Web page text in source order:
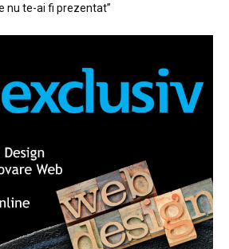
nu te-ai fi prezentat”